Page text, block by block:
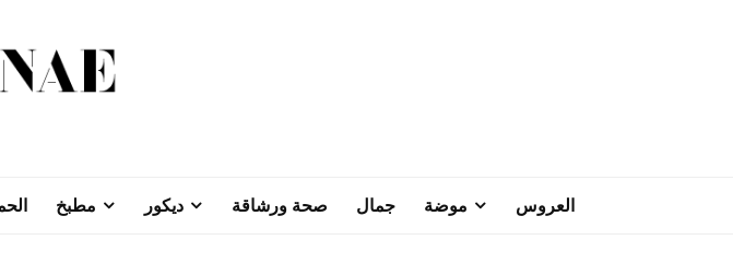
العروس موضة جمال صحة ورشاقة ديكور مطبخ